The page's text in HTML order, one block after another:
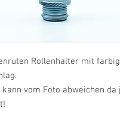
Rollenhalter mit
vom Foto abweichen